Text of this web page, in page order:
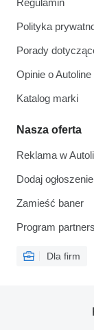
Regulamin
Polityka
Porady
Opinie o Autoline
Katalog marki
Nasza oferta
Reklama w
Dodaj ogłoszenie
Zamieść baner
Program
Dla firm